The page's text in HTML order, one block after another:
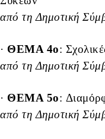
από τη Δημοτική
· ΘΕΜΑ 4o:
από τη Δημοτική
· ΘΕΜΑ 5o:
από τη Δημοτική